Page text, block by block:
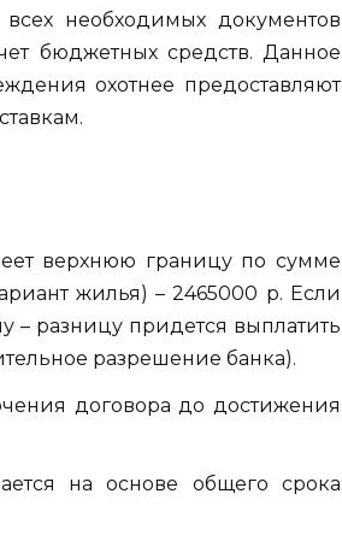
необходимых документов
бюджетных средств. Данное
охотнее предоставляют
верхнюю границу по сумме
жилья) – 2465000 р. Если
– разницу придется выплатить
разрешение банка).
договора до достижения
на основе общего срока